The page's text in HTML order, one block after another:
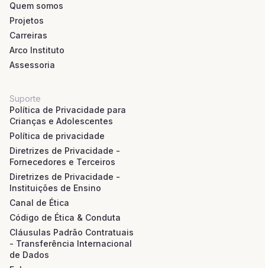
Quem somos
Projetos
Carreiras
Arco Instituto
Assessoria
Suporte
Política de Privacidade para
Crianças e Adolescentes
Política de privacidade
Diretrizes de Privacidade -
Fornecedores e Terceiros
Diretrizes de Privacidade -
Instituições de Ensino
Canal de Ética
Código de Ética & Conduta
Cláusulas Padrão Contratuais
- Transferência Internacional
de Dados